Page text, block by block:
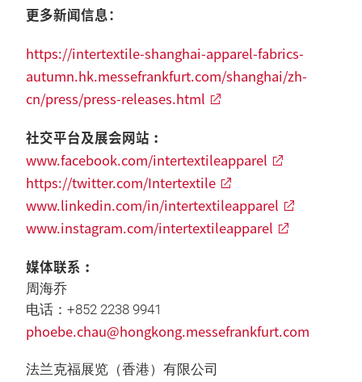
更多新闻信息：
https://intertextile-shanghai-apparel-fabrics-
autumn.hk.messefrankfurt.com/shanghai/zh-
cn/press/press-releases.html
社交平台及展会网站︰
www.facebook.com/intertextileapparel
https://twitter.com/Intertextile
www.linkedin.com/in/intertextileapparel
www.instagram.com/intertextileapparel
媒体联系︰
周海乔
电话：+852 2238 9941
phoebe.chau@hongkong.messefrankfurt.com
法兰克福展览（香港）有限公司